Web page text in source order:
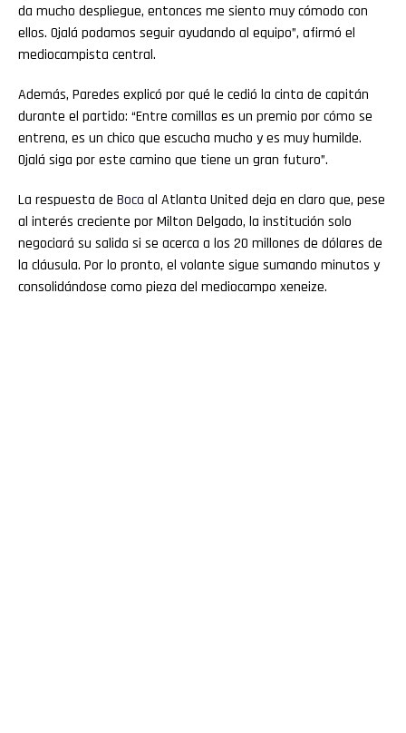
da mucho despliegue, entonces me siento muy cómodo con
ellos. Ojalá podamos seguir ayudando al equipo”, afirmó el
mediocampista central.
Además, Paredes explicó por qué le cedió la cinta de capitán
durante el partido: “Entre comillas es un premio por cómo se
entrena, es un chico que escucha mucho y es muy humilde.
Ojalá siga por este camino que tiene un gran futuro”.
La respuesta de Boca al Atlanta United deja en claro que, pese
al interés creciente por Milton Delgado, la institución solo
negociará su salida si se acerca a los 20 millones de dólares de
la cláusula. Por lo pronto, el volante sigue sumando minutos y
consolidándose como pieza del mediocampo xeneize.